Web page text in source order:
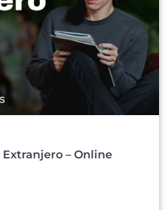
Extranjero – Online